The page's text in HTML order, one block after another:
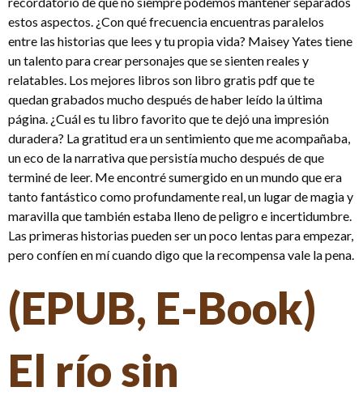
estos aspectos. ¿Con qué frecuencia encuentras paralelos
entre las historias que lees y tu propia vida? Maisey Yates tiene
un talento para crear personajes que se sienten reales y
relatables. Los mejores libros son libro gratis pdf que te
quedan grabados mucho después de haber leído la última
página. ¿Cuál es tu libro favorito que te dejó una impresión
duradera? La gratitud era un sentimiento que me acompañaba,
un eco de la narrativa que persistía mucho después de que
terminé de leer. Me encontré sumergido en un mundo que era
tanto fantástico como profundamente real, un lugar de magia y
maravilla que también estaba lleno de peligro e incertidumbre.
Las primeras historias pueden ser un poco lentas para empezar,
pero confíen en mí cuando digo que la recompensa vale la pena.
(EPUB, E-Book)
El río sin